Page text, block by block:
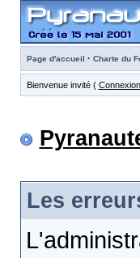
Page d'accueil · Charte du
Bienvenue invité ( Connexion
Les